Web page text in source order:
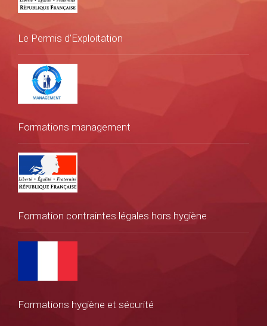
Le Permis d’Exploitation
Formations management
Formation contraintes légales hors hygiène
Formations hygiène et sécurité